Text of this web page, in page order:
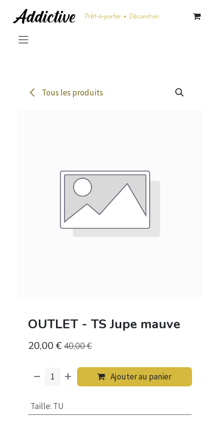
Tous les produits
OUTLET - TS Jupe mauve
20,00 €40,00€
Ajouter au panier
Taille: TU